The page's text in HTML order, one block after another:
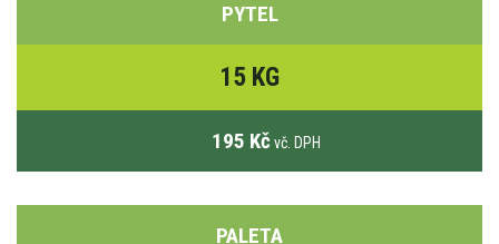
PYTEL
15 KG
195 Kč vč. DPH
PALETA